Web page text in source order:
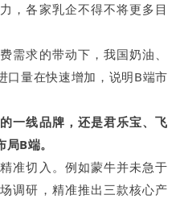
，各家乳企不得不将更多目
需求的带动下，我国奶油、
口量在快速增加，说明B端市
一线品牌，还是君乐宝、飞
B端。
准切入。例如蒙牛并未急于
调研，精准推出三款核心产